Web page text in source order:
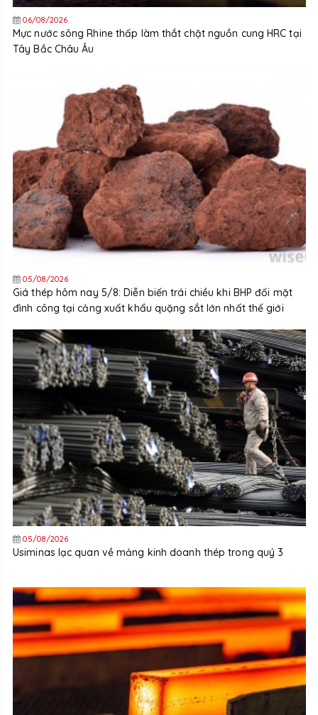
06/08/2026
Mực nước sông Rhine thấp làm thắt chặt nguồn cung HRC tại
Tây Bắc Châu Âu
05/08/2026
Giá thép hôm nay 5/8: Diễn biến trái chiều khi BHP đối mặt
đình công tại cảng xuất khẩu quặng sắt lớn nhất thế giới
05/08/2026
Usiminas lạc quan về mảng kinh doanh thép trong quý 3